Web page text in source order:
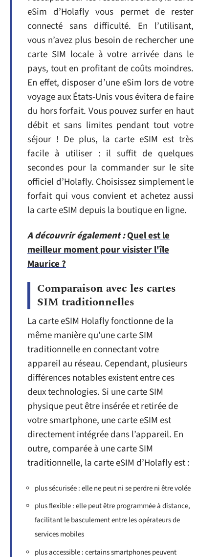
eSim d’Holafly vous permet de rester
connecté sans difficulté. En l’utilisant,
vous n’avez plus besoin de rechercher une
carte SIM locale à votre arrivée dans le
pays, tout en profitant de coûts moindres.
En effet, disposer d’une eSim lors de votre
voyage aux États-Unis vous évitera de faire
du hors forfait. Vous pouvez surfer en haut
débit et sans limites pendant tout votre
séjour ! De plus, la carte eSIM est très
facile à utiliser : il suffit de quelques
secondes pour la commander sur le site
officiel d’Holafly. Choisissez simplement le
forfait qui vous convient et achetez aussi
la carte eSIM depuis la boutique en ligne.
A découvrir également :Quel est le
meilleur moment pour visister l'île
Maurice ?
Comparaison avec les cartes
SIM traditionnelles
La carte eSIM Holafly fonctionne de la
même manière qu’une carte SIM
traditionnelle en connectant votre
appareil au réseau. Cependant, plusieurs
différences notables existent entre ces
deux technologies. Si une carte SIM
physique peut être insérée et retirée de
votre smartphone, une carte eSIM est
directement intégrée dans l’appareil. En
outre, comparée à une carte SIM
traditionnelle, la carte eSIM d’Holafly est :
plus sécurisée : elle ne peut ni se perdre ni être volée
plus flexible : elle peut être programmée à distance,
facilitant le basculement entre les opérateurs de
services mobiles
plus accessible : certains smartphones peuvent